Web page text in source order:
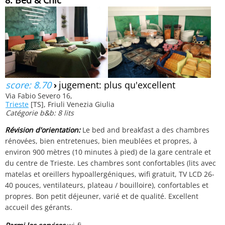
score: 8.70› jugement: plus qu'excellent
Via Fabio Severo 16,
Trieste [TS], Friuli Venezia Giulia
Catégorie b&b: 8 lits
Révision d'orientation:Le bed and breakfast a des chambres
rénovées, bien entretenues, bien meublées et propres, à
environ 900 mètres (10 minutes à pied) de la gare centrale et
du centre de Trieste. Les chambres sont confortables (lits avec
matelas et oreillers hypoallergéniques, wifi gratuit, TV LCD 26-
40 pouces, ventilateurs, plateau / bouilloire), confortables et
propres. Bon petit déjeuner, varié et de qualité. Excellent
accueil des gérants.